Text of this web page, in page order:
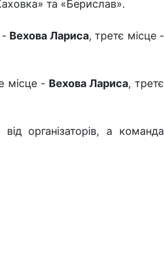
та «Берислав».
- Вехова Лариса, третє місце -
місце - Вехова Лариса, третє
організаторів, а команда